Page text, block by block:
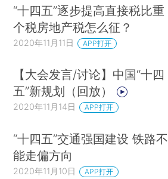
“十四五”逐步提高直接税比重
个税房地产税怎么征？
2020年11月11日 APP打开
【大会发言/讨论】中国“十四
五”新规划（回放）
2020年11月14日 APP打开
“十四五”交通强国建设 铁路不
能走偏方向
2020年11月10日 APP打开